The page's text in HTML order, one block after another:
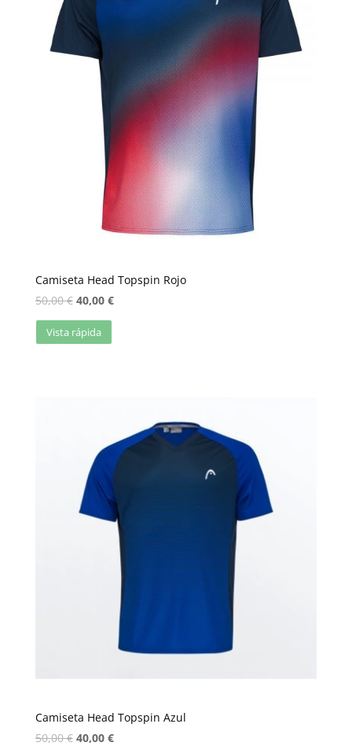
Camiseta Head Topspin Rojo
50,00€ 40,00 €
Vista rápida
Camiseta Head Topspin Azul
50,00€ 40,00 €